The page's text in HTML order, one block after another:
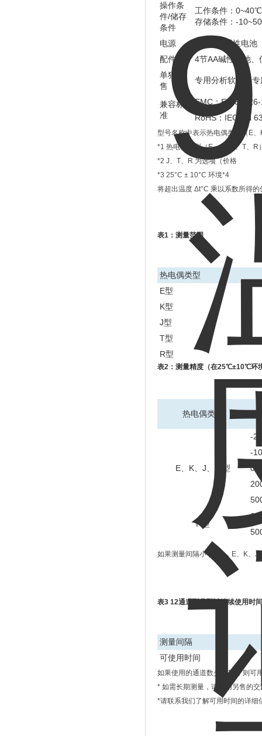
操作条
件/储存
条件
工作条件：
存储条件：-
电源
4 节 AA 碱性电
配件
4节AA碱性电池
单独出
售
专用分析软件、
兼容标
准
EMC：EN
RoHS：IEC EN
型号名称中表示热电偶类型（E
*1 热电偶类型（E、K、J、T、R
*2 J、T、R 为选项（价格
*3 25°C ± 10°C 环境*4
将超出温度 Δt°C 乘以系数所得的
表1：测量范围
热电偶类型
E型
K型
J型
T型
R型
表2：测量精度（在25℃±10℃环
热电偶类型
E、K、J、T 型
-
-
R型
如果测量间隔小于1秒，E、K、
表3 12通道型号预计连续使用时
测量间隔
可使用时间
如果使用的通道数少于12，则可
* 如需长期测量，请使用另售的
*请联系我们了解可用时间的详细